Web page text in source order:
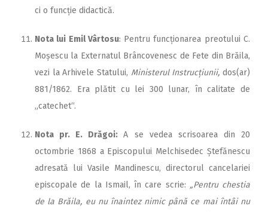
ci o funcție didactică.
Nota lui Emil Vârtosu: Pentru funcționarea preotului C.
Moșescu la Externatul Brâncovenesc de Fete din Brăila,
vezi la Arhivele Statului, Ministerul Instrucțiunii,dos(ar)
881/1862. Era plătit cu lei 300 lunar, în calitate de
„catechet“.
Nota pr. E. Drăgoi:A se vedea scrisoarea din 20
octombrie 1868 a Episcopului Melchisedec Ștefănescu
adresată lui Vasile Mandinescu, directorul cancelariei
episcopale de la Ismail, în care scrie: „Pentru chestia
de la Brăila, eu nu înaintez nimic până ce mai întâi nu